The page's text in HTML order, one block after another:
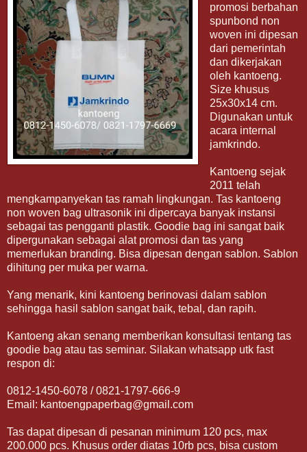
promosi berbahan
spunbond non
woven ini dipesan
dari pemerintah
dan dikerjakan
oleh kantoeng.
Size khusus
25x30x14 cm.
Digunakan untuk
acara internal
jamkrindo.
Kantoeng sejak
2011 telah
mengkampanyekan tas ramah lingkungan. Tas kantoeng
non woven bag ultrasonik ini dipercaya banyak instansi
sebagai tas pengganti plastik. Goodie bag ini sangat baik
dipergunakan sebagai alat promosi dan tas yang
memerlukan branding. Bisa dipesan dengan sablon. Sablon
dihitung per muka per warna.
Yang menarik, kini kantoeng berinovasi dalam sablon
sehingga hasil sablon sangat baik, tebal, dan rapih.
Kantoeng akan senang memberikan konsultasi tentang tas
goodie bag atau tas seminar. Silakan whatsapp utk fast
respon di:
0812-1450-6078 / 0821-1797-666-9
Email: kantoengpaperbag@gmail.com
Tas dapat dipesan di pesanan minimum 120 pcs, max
200.000 pcs. Khusus order diatas 10rb pcs, bisa custom